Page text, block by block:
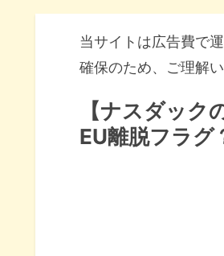
当サイトは広告費で
確保のため、ご理解
【ナスダッ
EU離脱フラグ